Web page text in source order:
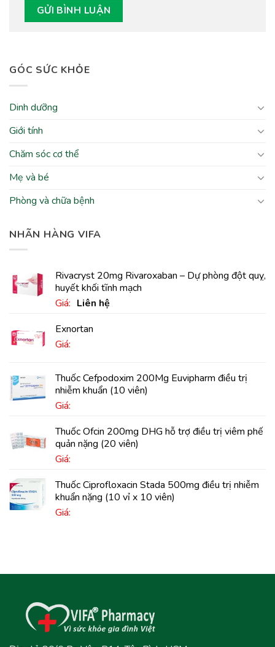
GÓC SỨC KHỎE
Dinh dưỡng
Giới tính
Chăm sóc cơ thể
Mẹ và bé
Phòng và chữa bệnh
NHÃN HÀNG VIFA
Rivacryst 20mg Rivaroxaban – Dự phòng đột quỵ,
huyết khối tĩnh mạch
Giá: Liên hệ
Exnortan
Giá:
Thuốc Cefpodoxim 200Mg Euvipharm điều trị
nhiễm khuẩn (10 viên)
Giá:
Thuốc Ofcin 200mg DHG hỗ trợ điều trị viêm phế
quản nặng (20 viên)
Giá:
Thuốc Ciprofloxacin Stada 500mg điều trị nhiễm
khuẩn nặng (10 vỉ x 10 viên)
Giá: